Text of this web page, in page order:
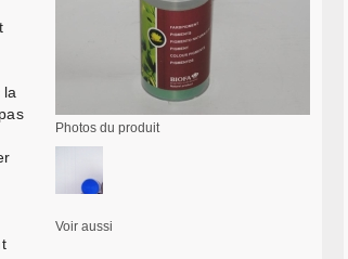
Photos du produit
Voir aussi